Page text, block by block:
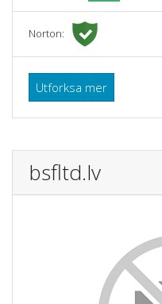
Norton:
Utforksa mer
bsfltd.lv